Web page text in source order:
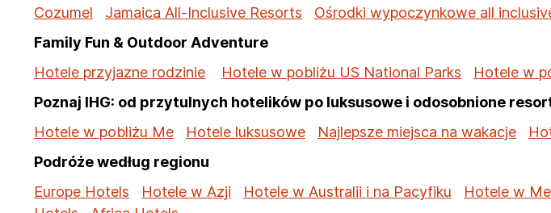
Cozumel
Jamaica All-Inclusive Resorts
Ośrodki wypoczynkowe all
Family Fun & Outdoor Adventure
Hotele przyjazne rodzinie
Hotele w pobliżu US National Parks Hotele w
Poznaj IHG: od przytulnych hotelików po luksusowe i odosobnione
Hotele w pobliżu Me
Hotele luksusowe Najlepsze miejsca na wakacje
Podróże według regionu
Europe Hotels
Hotele w Azji Hotele w Australii i na Pacyfiku Hotele w